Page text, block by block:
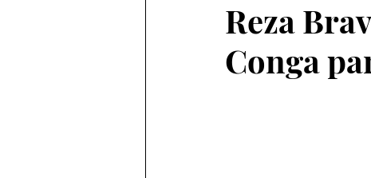
Reza
Conga